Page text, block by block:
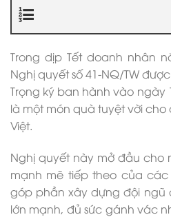
Trong dịp Tết doanh nhân
Nghị quyết số 41-NQ/TW
Trọng ký ban hành vào ngày
là một món quà tuyệt vời
Việt.
Nghị quyết này mở đầu cho
mạnh mẽ tiếp theo của
góp phần xây dựng đội ngũ
lớn mạnh, đủ sức gánh vác